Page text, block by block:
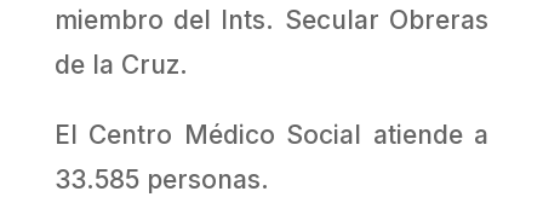
miembro del Ints. Secular Obreras
de la Cruz.
El Centro Médico Social atiende a
33.585 personas.